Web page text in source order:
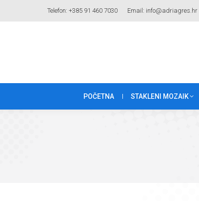
Telefon: +385 91 460 7030 Email: info@adriagres.hr
POČETNA STAKLENI MOZAIK